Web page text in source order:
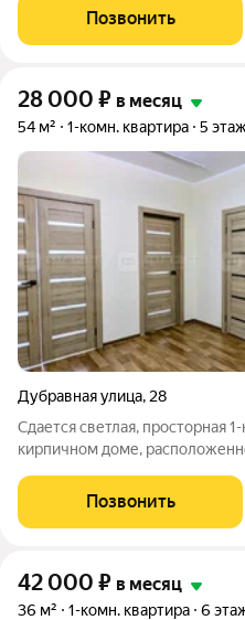
аптека, остановка
квартире сделан
Позвонить
28 000 ₽ в месяц
54 м² 1-комн. квартира 5
Дубравная улица, 28
Сдается светлая, просторная
кирпичном доме,
магазины, детский сад, школа,
общественного транспорта. В
Позвонить
42 000 ₽ в месяц
36 м² 1-комн. квартира 6